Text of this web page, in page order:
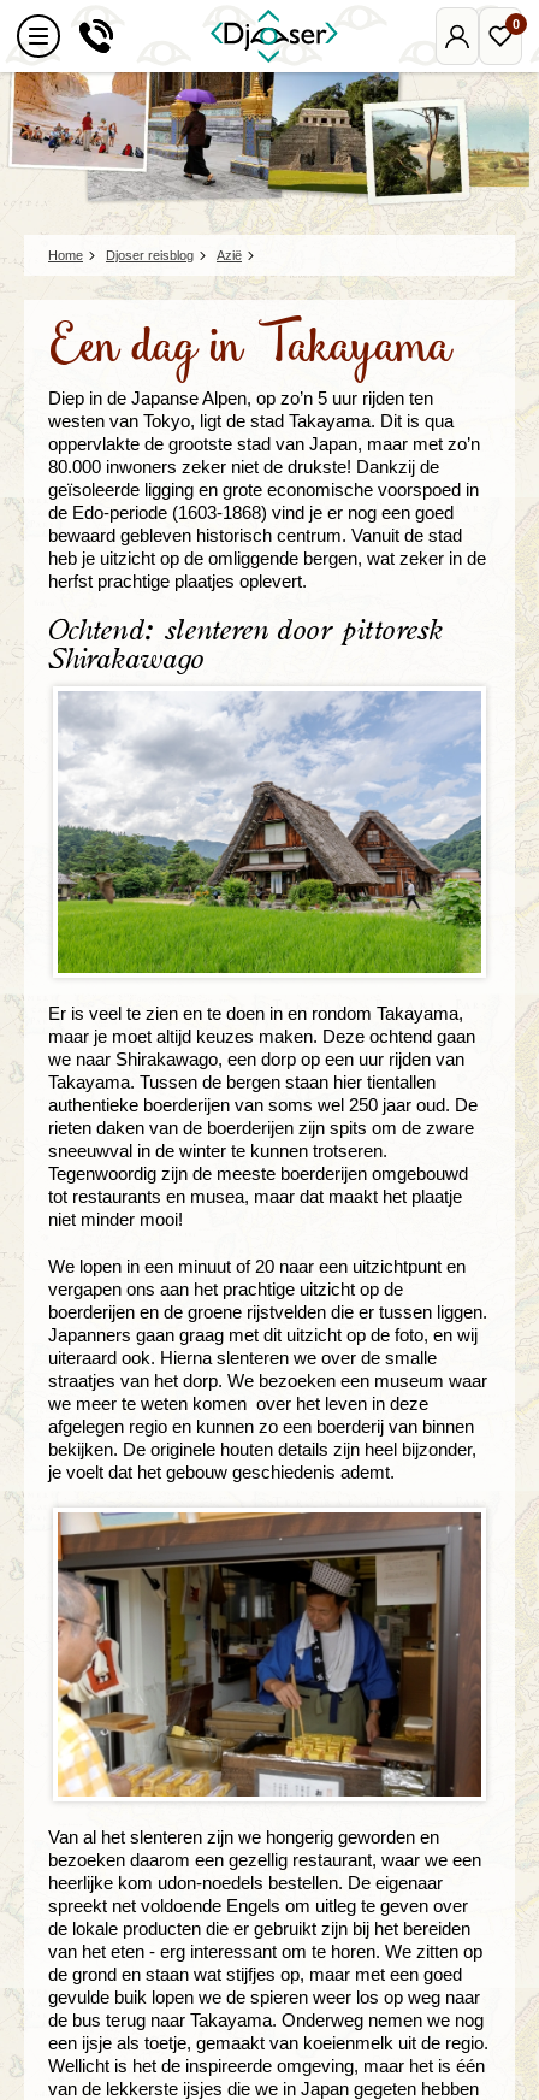
Mijn
Djoser
0
Home Djoser reisblog Azië
Een dag in Takayama
Diep in de Japanse Alpen, op zo’n 5 uur rijden ten
westen van Tokyo, ligt de stad Takayama. Dit is qua
oppervlakte de grootste stad van Japan, maar met zo’n
80.000 inwoners zeker niet de drukste! Dankzij de
geïsoleerde ligging en grote economische voorspoed in
de Edo-periode (1603-1868) vind je er nog een goed
bewaard gebleven historisch centrum. Vanuit de stad
heb je uitzicht op de omliggende bergen, wat zeker in de
herfst prachtige plaatjes oplevert.
Ochtend: slenteren door pittoresk
Shirakawago
Er is veel te zien en te doen in en rondom Takayama,
maar je moet altijd keuzes maken. Deze ochtend gaan
we naar Shirakawago, een dorp op een uur rijden van
Takayama. Tussen de bergen staan hier tientallen
authentieke boerderijen van soms wel 250 jaar oud. De
rieten daken van de boerderijen zijn spits om de zware
sneeuwval in de winter te kunnen trotseren.
Tegenwoordig zijn de meeste boerderijen omgebouwd
tot restaurants en musea, maar dat maakt het plaatje
niet minder mooi!
We lopen in een minuut of 20 naar een uitzichtpunt en
vergapen ons aan het prachtige uitzicht op de
boerderijen en de groene rijstvelden die er tussen liggen.
Japanners gaan graag met dit uitzicht op de foto, en wij
uiteraard ook. Hierna slenteren we over de smalle
straatjes van het dorp. We bezoeken een museum waar
we meer te weten komen over het leven in deze
afgelegen regio en kunnen zo een boerderij van binnen
bekijken. De originele houten details zijn heel bijzonder,
je voelt dat het gebouw geschiedenis ademt.
Van al het slenteren zijn we hongerig geworden en
bezoeken daarom een gezellig restaurant, waar we een
heerlijke kom udon-noedels bestellen. De eigenaar
spreekt net voldoende Engels om uitleg te geven over
de lokale producten die er gebruikt zijn bij het bereiden
van het eten - erg interessant om te horen. We zitten op
de grond en staan wat stijfjes op, maar met een goed
gevulde buik lopen we de spieren weer los op weg naar
de bus terug naar Takayama. Onderweg nemen we nog
een ijsje als toetje, gemaakt van koeienmelk uit de regio.
Wellicht is het de inspireerde omgeving, maar het is één
van de lekkerste ijsjes die we in Japan gegeten hebben